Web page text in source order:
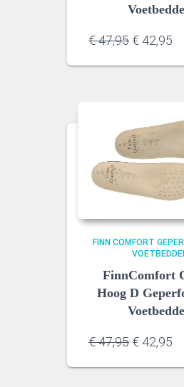
€47,95
was:
€ 42,95
is:
FINN COMFORT
FinnComfort
Hoog D
€47,95
was:
€ 42,95
is: